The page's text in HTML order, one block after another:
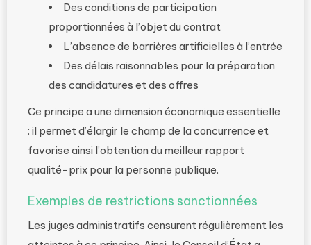
Des conditions de participation
proportionnées à l’objet du contrat
L’absence de barrières artificielles à l’entrée
Des délais raisonnables pour la préparation
des candidatures et des offres
Ce principe a une dimension économique essentielle
: il permet d’élargir le champ de la concurrence et
favorise ainsi l’obtention du meilleur rapport
qualité-prix pour la personne publique.
Exemples de restrictions sanctionnées
Les juges administratifs censurent régulièrement les